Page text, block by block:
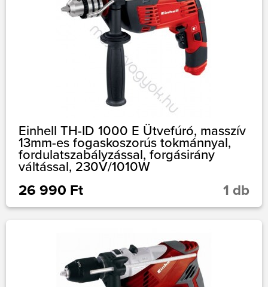
Einhell TH-ID 1000 E Ütvefúró, masszív
13mm-es fogaskoszorús tokmánnyal,
fordulatszabályzással, forgásirány
váltással, 230V/1010W
26 990 Ft 1 db